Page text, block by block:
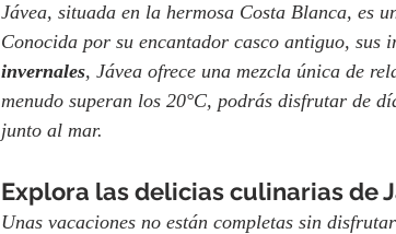
Jávea, situada en la hermosa Costa Blanca, es
Conocida por su encantador casco antiguo, sus
invernales, Jávea ofrece una mezcla única de
menudo superan los 20°C, podrás disfrutar de
junto al mar.
Explora las delicias culinarias de
Unas vacaciones no están completas sin